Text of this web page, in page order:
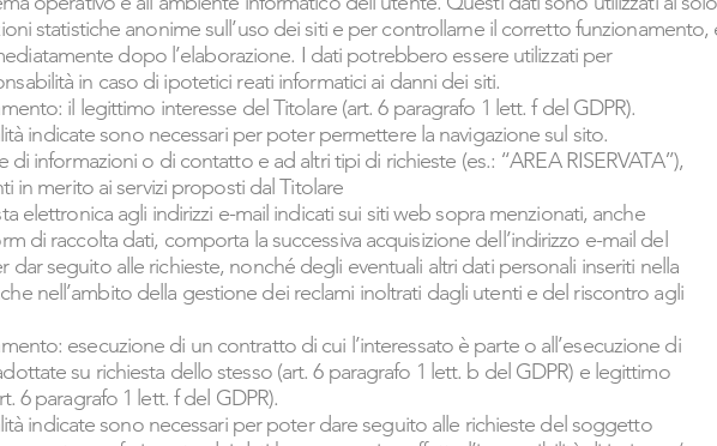
statistiche anonime sull’uso dei siti e per controllarne il corretto funzionamento,
dopo l’elaborazione. I dati potrebbero essere utilizzati per
in caso di ipotetici reati informatici ai danni dei siti.
il legittimo interesse del Titolare (art. 6 paragrafo 1 lett. f del GDPR).
indicate sono necessari per poter permettere la navigazione sul sito.
di informazioni o di contatto e ad altri tipi di richieste (es.: “AREA RISERVATA”),
in merito ai servizi proposti dal Titolare
elettronica agli indirizzi e-mail indicati sui siti web sopra menzionati, anche
di raccolta dati, comporta la successiva acquisizione dell’indirizzo e-mail del
dar seguito alle richieste, nonché degli eventuali altri dati personali inseriti nella
nell’ambito della gestione dei reclami inoltrati dagli utenti e del riscontro agli
esecuzione di un contratto di cui l’interessato è parte o all’esecuzione di
su richiesta dello stesso (art. 6 paragrafo 1 lett. b del GDPR) e legittimo
6 paragrafo 1 lett. f del GDPR).
indicate sono necessari per poter dare seguito alle richieste del soggetto